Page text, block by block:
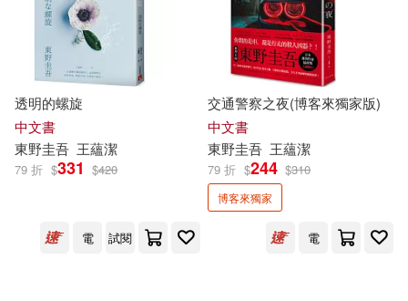
透明的螺旋
中文書
東野圭吾 王蘊潔
79 折 $331 $420
電 試閱
交通警察之夜(博客來獨家版)
中文書
東野圭吾 王蘊潔
79 折 $244 $310
博客來獨家
電